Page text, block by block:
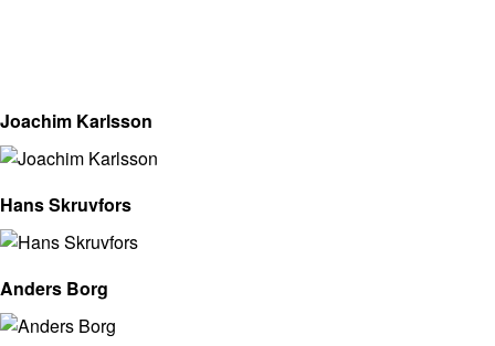
Joachim Karlsson
Hans Skruvfors
Anders Borg